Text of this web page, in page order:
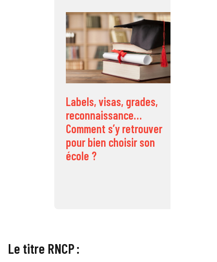
Labels, visas, grades,
reconnaissance…
Comment s’y retrouver
pour bien choisir son
école ?
Le titre RNCP :